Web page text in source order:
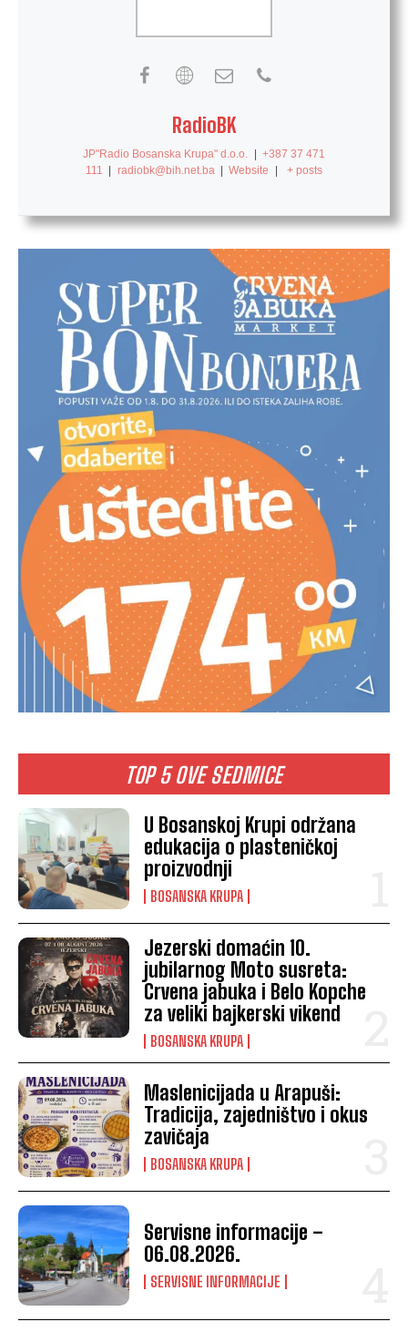
TOP 5 OVE SEDMICE
U Bosanskoj Krupi održana
edukacija o plasteničkoj
proizvodnji
BOSANSKA KRUPA
Jezerski domaćin 10.
jubilarnog Moto susreta:
Crvena jabuka i Belo Kopche
za veliki bajkerski vikend
BOSANSKA KRUPA
Maslenicijada u Arapuši:
Tradicija, zajedništvo i okus
zavičaja
BOSANSKA KRUPA
Servisne informacije –
06.08.2026.
SERVISNE INFORMACIJE
RadioBK
JP"Radio Bosanska Krupa" d.o.o.
+387 37 471
111
radiobk@bih.net.ba Website + posts